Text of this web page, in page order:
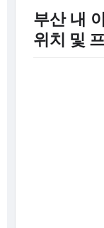
부산 내
위치 및